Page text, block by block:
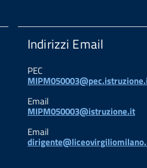
Indirizzi Email
PEC
Email
MIPM050003@istruzione.it
Email